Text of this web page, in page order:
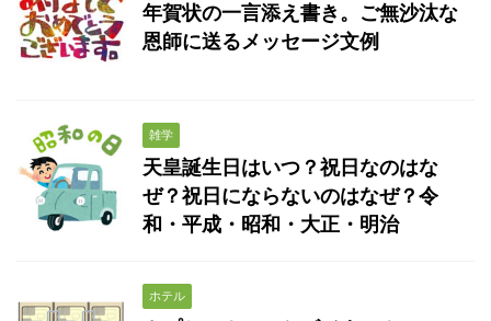
年賀状の一言添え書き。ご無沙汰な
恩師に送るメッセージ文例
雑学
天皇誕生日はいつ？祝日なのはな
ぜ？祝日にならないのはなぜ？令
和・平成・昭和・大正・明治
ホテル